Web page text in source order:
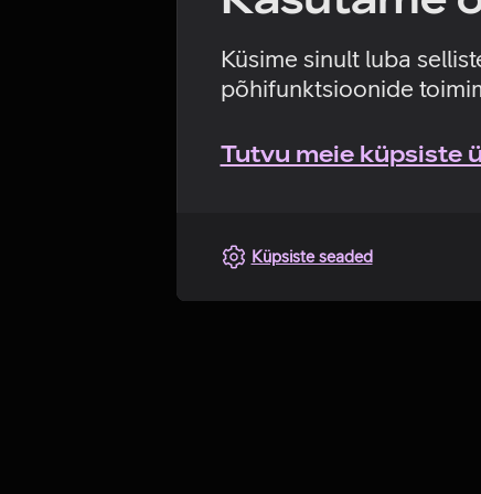
Küsime sinult luba
põhifunktsioonide
Tutvu meie küpsiste
Küpsiste seaded